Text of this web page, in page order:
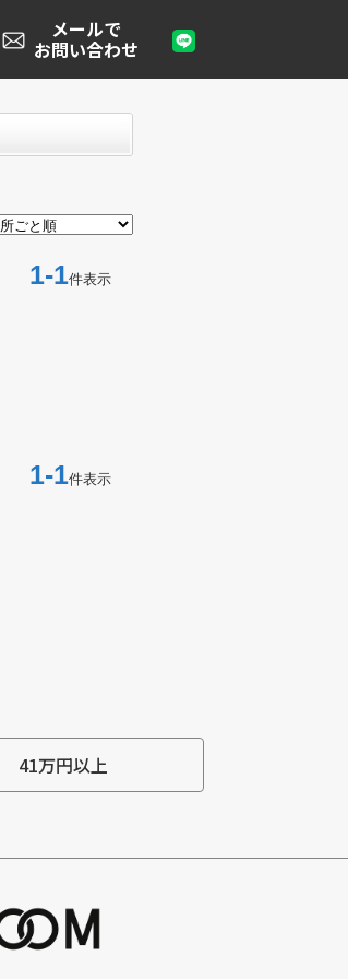
メールで
お問い合わせ
1-1件表示
1-1件表示
41万円以上